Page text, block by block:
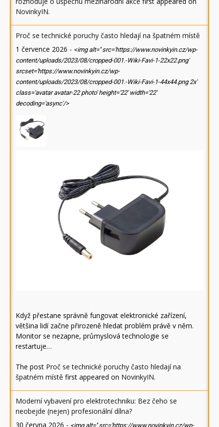
NovinkyIN.
Proč se technické poruchy často hledají na špatném místě
1 července 2026 - <img alt='' src='https://www.novinkyin.cz/wp-
content/uploads/2023/08/cropped-001.-Wiki-Favi-1-22x22.png'
srcset='https://www.novinkyin.cz/wp-
content/uploads/2023/08/cropped-001.-Wiki-Favi-1-44x44.png 2x'
class='avatar avatar-22 photo' height='22' width='22'
decoding='async'/>
Když přestane správně fungovat elektronické zařízení,
většina lidí začne přirozeně hledat problém právě v něm.
Monitor se nezapne, průmyslová technologie se
restartuje…
The post Proč se technické poruchy často hledají na
špatném místě first appeared on NovinkyIN.
Moderní vybavení pro elektrotechniku: Bez čeho se
neobejde (nejen) profesionální dílna?
30 června 2026 - <img alt='' src='https://www.novinkyin.cz/wp-